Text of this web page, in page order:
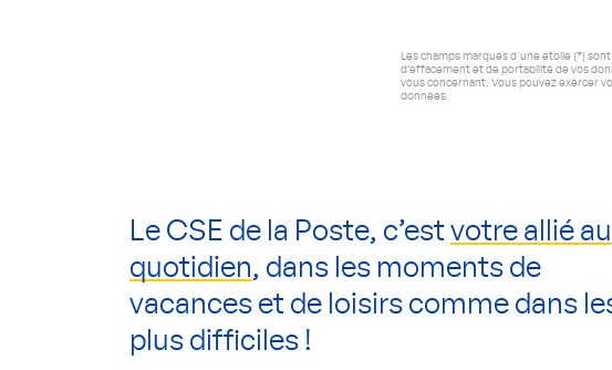
Les champs marqués d'une étoile (*)
d’effacement et de portabilité de vos
vous concernant. Vous pouvez exercer
données.
Le CSE de la Poste, c’estvotre allié au
quotidien, dans les moments de
vacances et de loisirs comme dans
plus difficiles !